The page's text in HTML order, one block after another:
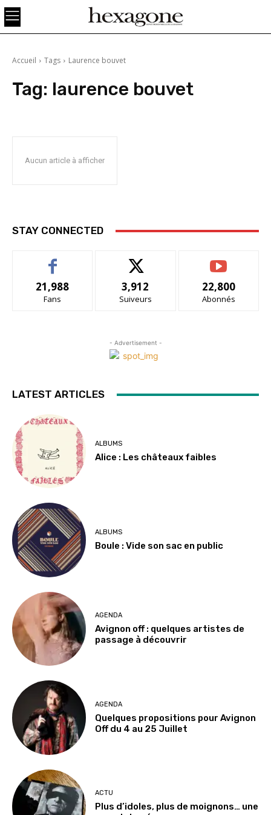
Accueil Tags Laurence bouvet
Tag: laurence bouvet
Aucun article à afficher
STAY CONNECTED
21,988
Fans
3,912
Suiveurs
22,800
Abonnés
- Advertisement -
LATEST ARTICLES
ALBUMS
Alice : Les châteaux faibles
ALBUMS
Boule : Vide son sac en public
AGENDA
Avignon off : quelques artistes de
passage à découvrir
AGENDA
Quelques propositions pour Avignon
Off du 4 au 25 Juillet
ACTU
Plus d’idoles, plus de moignons… une